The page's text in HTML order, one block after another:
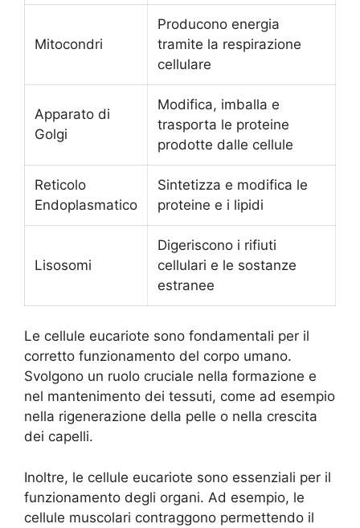
Mitocondri
Producono energia
tramite la respirazione
cellulare
Apparato di
Golgi
Modifica, imballa e
trasporta le proteine
prodotte dalle cellule
Reticolo
Endoplasmatico
Sintetizza e modifica le
proteine e i lipidi
Lisosomi
Digeriscono i rifiuti
cellulari e le sostanze
estranee
Le cellule eucariote sono fondamentali per il
corretto funzionamento del corpo umano.
Svolgono un ruolo cruciale nella formazione e
nel mantenimento dei tessuti, come ad esempio
nella rigenerazione della pelle o nella crescita
dei capelli.
Inoltre, le cellule eucariote sono essenziali per il
funzionamento degli organi. Ad esempio, le
cellule muscolari contraggono permettendo il